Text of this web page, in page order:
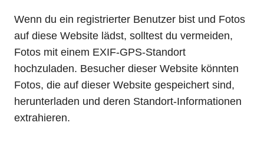
Wenn du ein registrierter Benutzer bist und Fotos
auf diese Website lädst, solltest du vermeiden,
Fotos mit einem EXIF-GPS-Standort
hochzuladen. Besucher dieser Website könnten
Fotos, die auf dieser Website gespeichert sind,
herunterladen und deren Standort-Informationen
extrahieren.